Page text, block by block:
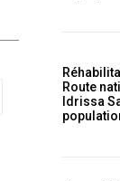
Route
Idrissa